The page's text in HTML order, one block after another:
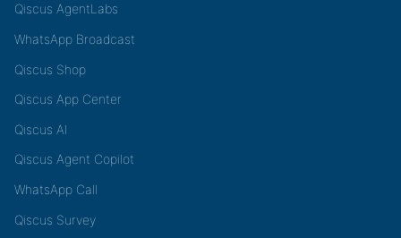
Qiscus AgentLabs
WhatsApp Broadcast
Qiscus Shop
Qiscus App Center
Qiscus AI
Qiscus Agent Copilot
WhatsApp Call
Qiscus Survey